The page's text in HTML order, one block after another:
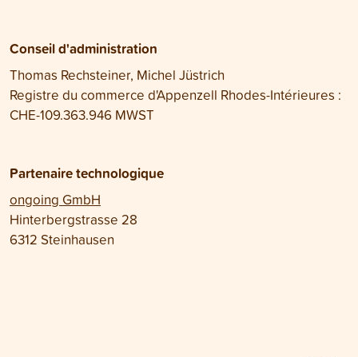
Conseil d'administration
Thomas Rechsteiner, Michel Jüstrich
Registre du commerce d'Appenzell Rhodes-Intérieures :
CHE-109.363.946 MWST
Partenaire technologique
ongoing GmbH
Hinterbergstrasse 28
6312 Steinhausen